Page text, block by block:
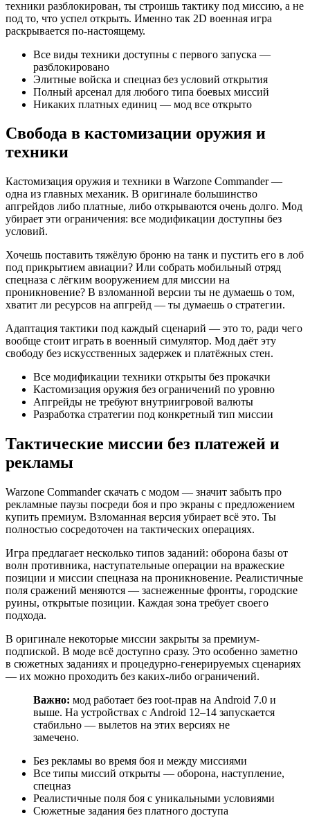
техники разблокирован, ты строишь тактику под миссию, а не
под то, что успел открыть. Именно так 2D военная игра
раскрывается по-настоящему.
Все виды техники доступны с первого запуска —
разблокировано
Элитные войска и спецназ без условий открытия
Полный арсенал для любого типа боевых миссий
Никаких платных единиц — мод все открыто
Свобода в кастомизации оружия и
техники
Кастомизация оружия и техники в Warzone Commander —
одна из главных механик. В оригинале большинство
апгрейдов либо платные, либо открываются очень долго. Мод
убирает эти ограничения: все модификации доступны без
условий.
Хочешь поставить тяжёлую броню на танк и пустить его в лоб
под прикрытием авиации? Или собрать мобильный отряд
спецназа с лёгким вооружением для миссии на
проникновение? В взломанной версии ты не думаешь о том,
хватит ли ресурсов на апгрейд — ты думаешь о стратегии.
Адаптация тактики под каждый сценарий — это то, ради чего
вообще стоит играть в военный симулятор. Мод даёт эту
свободу без искусственных задержек и платёжных стен.
Все модификации техники открыты без прокачки
Кастомизация оружия без ограничений по уровню
Апгрейды не требуют внутриигровой валюты
Разработка стратегии под конкретный тип миссии
Тактические миссии без платежей и
рекламы
Warzone Commander скачать с модом — значит забыть про
рекламные паузы посреди боя и про экраны с предложением
купить премиум. Взломанная версия убирает всё это. Ты
полностью сосредоточен на тактических операциях.
Игра предлагает несколько типов заданий: оборона базы от
волн противника, наступательные операции на вражеские
позиции и миссии спецназа на проникновение. Реалистичные
поля сражений меняются — заснеженные фронты, городские
руины, открытые позиции. Каждая зона требует своего
подхода.
В оригинале некоторые миссии закрыты за премиум-
подпиской. В моде всё доступно сразу. Это особенно заметно
в сюжетных заданиях и процедурно-генерируемых сценариях
— их можно проходить без каких-либо ограничений.
Важно: мод работает без root-прав на Android 7.0 и
выше. На устройствах с Android 12–14 запускается
стабильно — вылетов на этих версиях не
замечено.
Без рекламы во время боя и между миссиями
Все типы миссий открыты — оборона, наступление,
спецназ
Реалистичные поля боя с уникальными условиями
Сюжетные задания без платного доступа